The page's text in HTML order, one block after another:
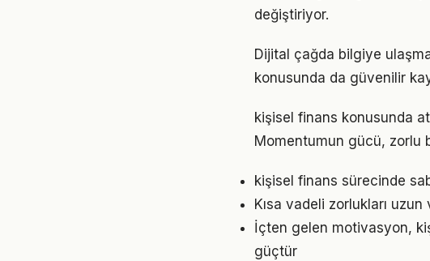
değiştiriyor.
Dijital çağda bilgiye
konusunda da güvenilir
kişisel finans konusunda
Momentumun gücü, zorlu
kişisel finans sürecinde
Kısa vadeli zorlukları
İçten gelen motivasyon,
güçtür